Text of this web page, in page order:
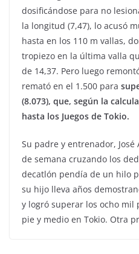
dosificándose para no
la longitud (7,47), lo acusó
hasta en los 110 m vallas,
tropiezo en la última valla
de 14,37. Pero luego
remató en el 1.500 para
(8.073), que, según la
hasta los Juegos de Tokio.
Su padre y entrenador,
de semana cruzando los
decatlón pendía de un hilo
su hijo lleva años
y logró superar los ocho mil
pie y medio en Tokio. Otra